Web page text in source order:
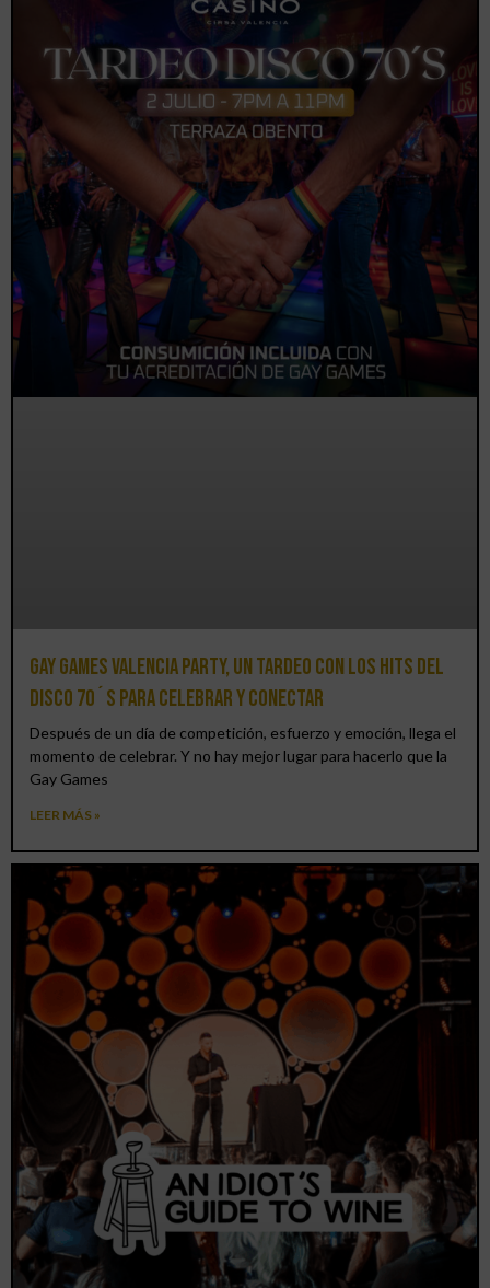
Gay Games Valencia Party, un tardeo con los hits del
DISCO 70´S para celebrar y conectar
Después de un día de competición, esfuerzo y emoción, llega el
momento de celebrar. Y no hay mejor lugar para hacerlo que la
Gay Games
LEER MÁS »